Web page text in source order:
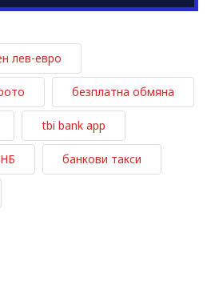
лев-евро
безплатна обмяна
tbi bank app
банкови такси